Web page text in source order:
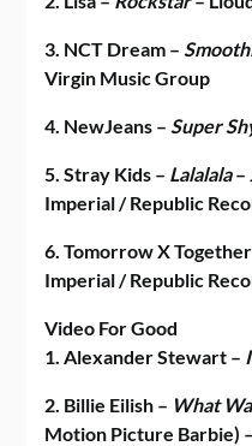
3. NCT Dream –
Virgin Music Group
4. NewJeans – Super
5. Stray Kids – Lalalala–
Imperial / Republic
6. Tomorrow X
Imperial / Republic
Video For Good
1. Alexander Stewart –
2. Billie Eilish – What
Motion Picture Barbie)